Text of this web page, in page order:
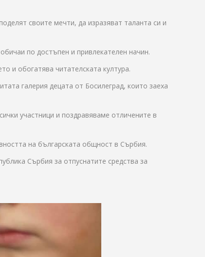
своите мечти, да изразяват таланта си и
по достъпен и привлекателен начин.
и обогатява читателската култура.
галерия децата от Босилеград, които заеха
участници и поздравяваме отличените в
на българската общност в Сърбия.
Сърбия за отпуснатите средства за